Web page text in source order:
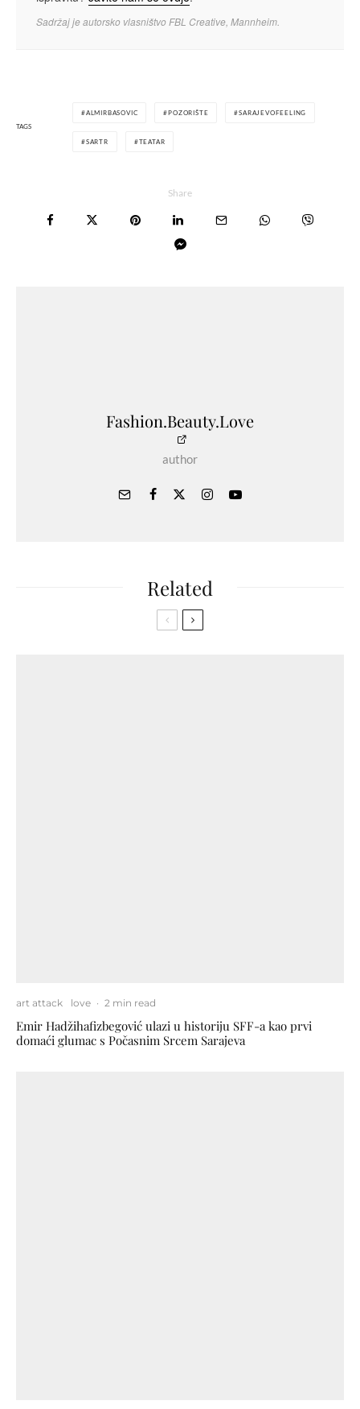
Sadržaj je autorsko vlasništvo FBL Creative, Mannheim.
TAGS
ALMIRBASOVIC POZORIŠTE SARAJEVOFEELING
SARTR TEATAR
Share
Fashion.Beauty.Love
author
Related
art attack love · 2 min read
Emir Hadžihafizbegović ulazi u historiju SFF-a kao prvi
domaći glumac s Počasnim Srcem Sarajeva